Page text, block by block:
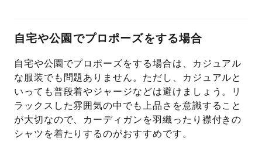
自宅や公園でプロポーズをする場合
自宅や公園でプロポーズをする場合は、カジュアル
な服装でも問題ありません。ただし、カジュアルと
いっても普段着やジャージなどは避けましょう。リ
ラックスした雰囲気の中でも上品さを意識すること
が大切なので、カーディガンを羽織ったり襟付きの
シャツを着たりするのがおすすめです。